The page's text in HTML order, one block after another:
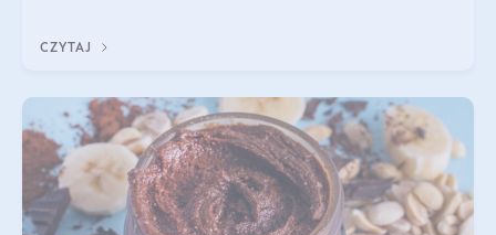
CZYTAJ